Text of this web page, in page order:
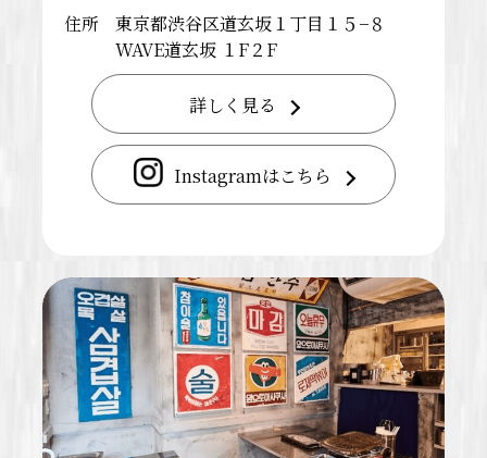
住所
東京都渋谷区道玄坂１丁目１５−８
WAVE道玄坂 １F２F
詳しく見る
Instagramはこちら